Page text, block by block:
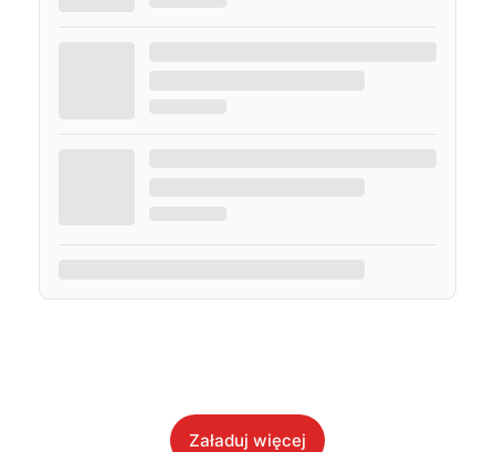
Załaduj więcej